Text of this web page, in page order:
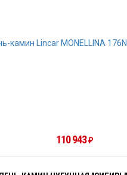
110 943₽